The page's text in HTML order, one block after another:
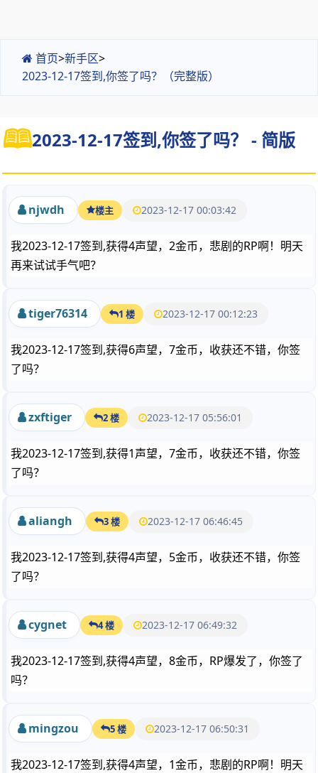
首页>新手区>
2023-12-17签到,你签了吗？（完整版）
2023-12-17签到,你签了吗？ - 简版
njwdh 楼主 2023-12-17 00:03:42
我2023-12-17签到,获得4声望，2金币，悲剧的RP啊！明天
再来试试手气吧？
tiger76314 1 楼 2023-12-17 00:12:23
我2023-12-17签到,获得6声望，7金币，收获还不错，你签
了吗？
zxftiger 2 楼 2023-12-17 05:56:01
我2023-12-17签到,获得1声望，7金币，收获还不错，你签
了吗？
aliangh 3 楼 2023-12-17 06:46:45
我2023-12-17签到,获得4声望，5金币，收获还不错，你签
了吗？
cygnet 4 楼 2023-12-17 06:49:32
我2023-12-17签到,获得4声望，8金币，RP爆发了，你签了
吗？
mingzou 5 楼 2023-12-17 06:50:31
我2023-12-17签到,获得4声望，1金币，悲剧的RP啊！明天